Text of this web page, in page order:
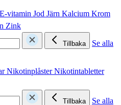
E-vitamin Jod Järn Kalcium Krom
Zink
Tillbaka
Se alla
NikotinplåsterNikotintabletter
Tillbaka
Se alla